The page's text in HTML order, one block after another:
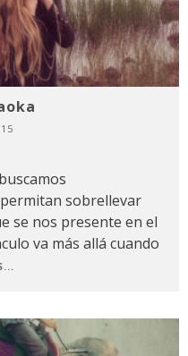
sobrellevar
se nos presente en el
va más allá cuando